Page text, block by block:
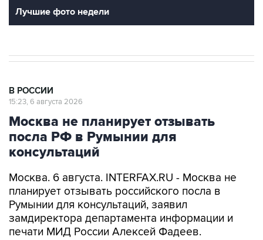
Лучшие фото недели
В РОССИИ
15:23, 6 августа 2026
Москва не планирует отзывать
посла РФ в Румынии для
консультаций
Москва. 6 августа. INTERFAX.RU - Москва не
планирует отзывать российского посла в
Румынии для консультаций, заявил
замдиректора департамента информации и
печати МИД России Алексей Фадеев.